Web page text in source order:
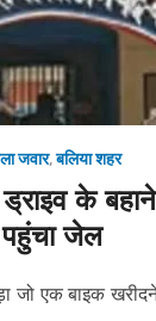
जवार,बलिया शहर
के
पहुंचा जेल
जो एक बाइक